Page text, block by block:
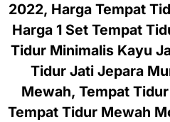
2022, Harga Tempat
Harga 1 Set Tempat
Tidur Minimalis Kayu
Tidur Jati Jepara
Mewah, Tempat
Tempat Tidur Mewah